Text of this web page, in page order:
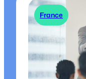
France